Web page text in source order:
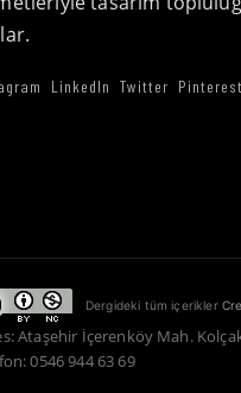
LinkedIn Twitter Pinterest
Dergideki tüm içerikler
Ataşehir İçerenköy Mah.
0546 944 63 69